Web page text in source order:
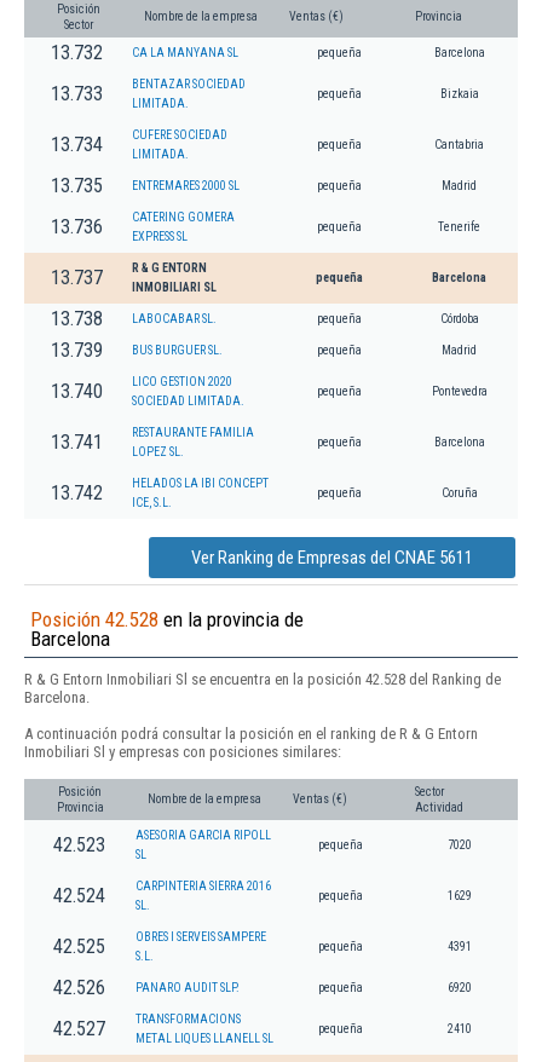
Posición
Sector
Nombre de la empresa Ventas (€) Provincia
13.732 CA LA MANYANA SL pequeña Barcelona
13.733
BENTAZAR SOCIEDAD
LIMITADA.
pequeña Bizkaia
13.734
CUFERE SOCIEDAD
LIMITADA.
pequeña Cantabria
13.735 ENTREMARES 2000 SL pequeña Madrid
13.736
CATERING GOMERA
EXPRESS SL
pequeña Tenerife
13.737
R & G ENTORN
INMOBILIARI SL
pequeña Barcelona
13.738 LABOCABAR SL. pequeña Córdoba
13.739 BUS BURGUER SL. pequeña Madrid
13.740
LICO GESTION 2020
SOCIEDAD LIMITADA.
pequeña Pontevedra
13.741
RESTAURANTE FAMILIA
LOPEZ SL.
pequeña Barcelona
13.742
HELADOS LA IBI CONCEPT
ICE, S.L.
pequeña Coruña
Ver Ranking de Empresas del CNAE 5611
Posición 42.528 en la provincia de
Barcelona
R & G Entorn Inmobiliari Sl se encuentra en la posición 42.528 del Ranking de
Barcelona.
A continuación podrá consultar la posición en el ranking de R & G Entorn
Inmobiliari Sl y empresas con posiciones similares:
Posición
Provincia
Nombre de la empresa Ventas (€)
Sector
Actividad
42.523
ASESORIA GARCIA RIPOLL
SL
pequeña 7020
42.524
CARPINTERIA SIERRA 2016
SL.
pequeña 1629
42.525
OBRES I SERVEIS SAMPERE
S.L.
pequeña 4391
42.526 PANARO AUDIT SLP. pequeña 6920
42.527
TRANSFORMACIONS
METAL LIQUES LLANELL SL
pequeña 2410